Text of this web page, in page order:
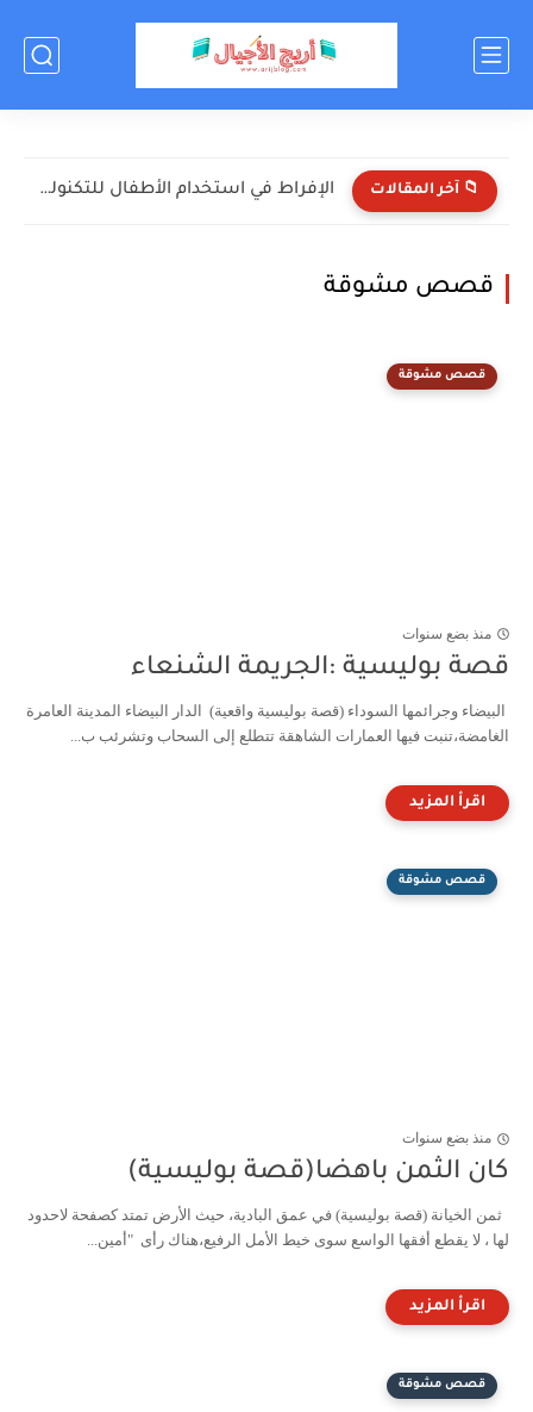
📁 آخر المقالات الإفراط في استخدام الأطفال للتكنولوجيا: الأضرار والحلول
قصص مشوقة
قصص مشوقة
منذ بضع سنوات
قصة بوليسية :الجريمة الشنعاء
البيضاء وجرائمها السوداء (قصة بوليسية واقعية) الدار البيضاء المدينة العامرة
الغامضة،تنبت فيها العمارات الشاهقة تتطلع إلى السحاب وتشرئب ب...
قصص مشوقة
منذ بضع سنوات
كان الثمن باهضا(قصة بوليسية)
ثمن الخيانة (قصة بوليسية) في عمق البادية، حيث الأرض تمتد كصفحة لاحدود
لها ، لا يقطع أفقها الواسع سوى خيط الأمل الرفيع،هناك رأى "أمين...
قصص مشوقة